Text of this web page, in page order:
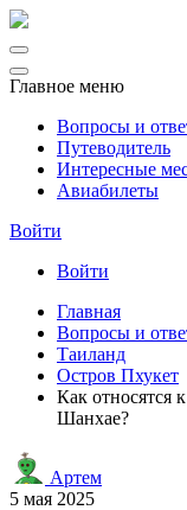
Главное меню
Вопросы и
Путеводитель
Интересные
Авиабилеты
Войти
Войти
Главная
Вопросы и
Таиланд
Остров Пхукет
Как относятся
Шанхае?
Артем
5 мая 2025